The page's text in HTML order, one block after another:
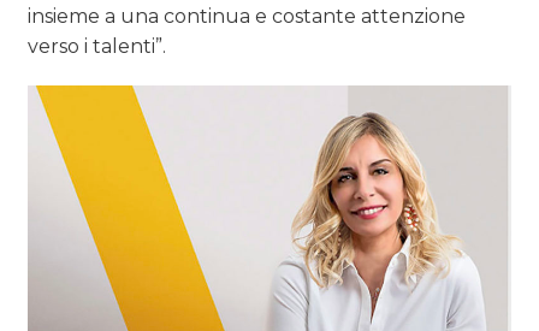
insieme a una continua e costante attenzione
verso i talenti”.